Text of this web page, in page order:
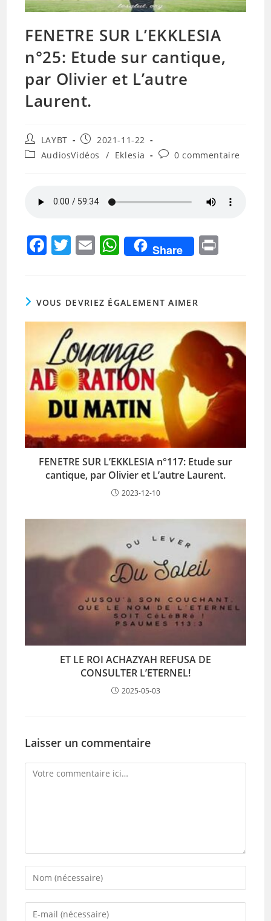
FENETRE SUR L’EKKLESIA
n°25: Etude sur cantique,
par Olivier et L’autre
Laurent.
Auteur/autrice
de
la
LAYBT
Publication
publiée :
2021-11-22
PostAudiosVidéos / Eklesia
Commentaires
0 commentaire
F
e
b
o
o
k
T
er
E
l
W
h
s
A
p
p
Share
VOUS DEVRIEZ ÉGALEMENT AIMER
FENETRE SUR L’EKKLESIA n°117: Etude sur
cantique, par Olivier et L’autre Laurent.
2023-12-10
ET LE ROI ACHAZYAH REFUSA DE
CONSULTER L’ETERNEL!
2025-05-03
Laisser un commentaire
Comment
Enter
your
name
Enter